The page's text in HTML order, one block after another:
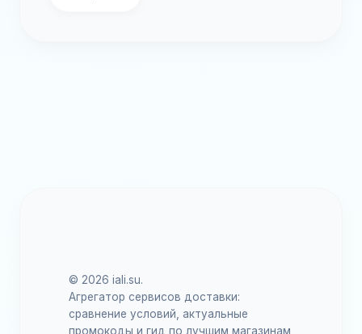
© 2026 iali.su.
Агрегатор сервисов доставки:
сравнение условий, актуальные
промокоды и гид по лучшим магазинам